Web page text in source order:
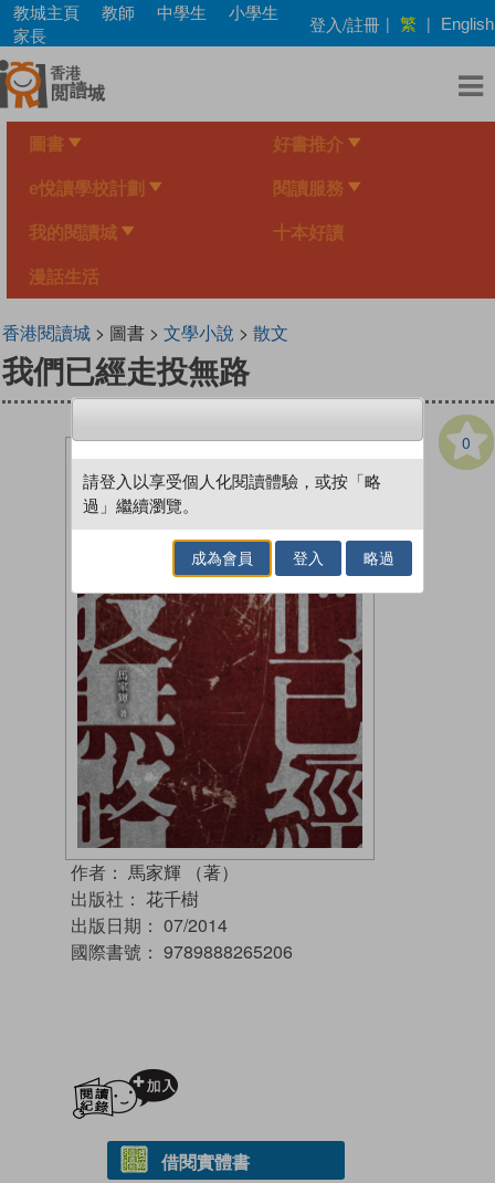
Skip
main
content
教城主頁 教師 中學生
小學生
家長
登入/註冊 | 繁 | English
圖書 好書推介
e悅讀學校計劃 閱讀服務
我的閱讀城 十本好讀
漫話生活
香港閱讀城> 圖書 > 文學小說 > 散文
我們已經走投無路
0
作者： 馬家輝 （著）
出版社： 花千樹
出版日期： 07/2014
國際書號： 9789888265206
借閱實體書
請登入以享受個人化閱讀體驗，或按「略
過」繼續瀏覽。
成為會員 登入 略過